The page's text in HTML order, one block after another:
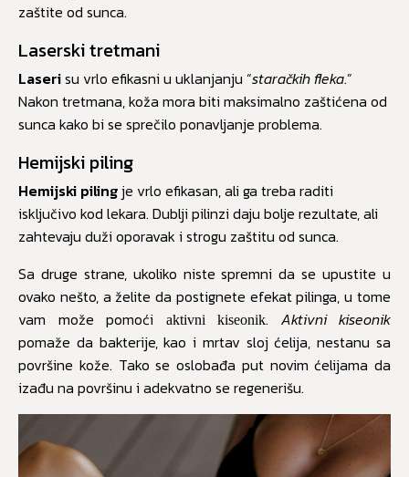
zaštite od sunca.
Laserski tretmani
Laserisu vrlo efikasni u uklanjanju “staračkih fleka.”
Nakon tretmana, koža mora biti maksimalno zaštićena od
sunca kako bi se sprečilo ponavljanje problema.
Hemijski piling
Hemijski pilingje vrlo efikasan, ali ga treba raditi
isključivo kod lekara. Dublji pilinzi daju bolje rezultate, ali
zahtevaju duži oporavak i strogu zaštitu od sunca.
Sa druge strane, ukoliko niste spremni da se upustite u
ovako nešto, a želite da postignete efekat pilinga, u tome
vam može pomoći
aktivni kiseonik. Aktivni kiseonik
pomaže da bakterije, kao i mrtav sloj ćelija, nestanu sa
površine kože. Tako se oslobađa put novim ćelijama da
izađu na površinu i adekvatno se regenerišu.